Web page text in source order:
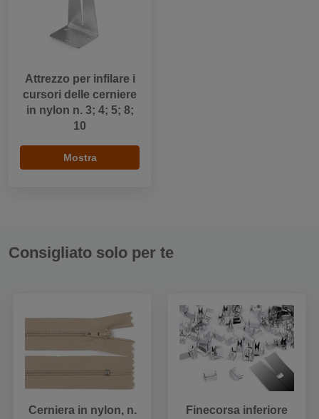
Attrezzo per infilare i
cursori delle cerniere
in nylon n. 3; 4; 5; 8;
10
Mostra
Consigliato solo per te
Cerniera in nylon, n.
Finecorsa inferiore